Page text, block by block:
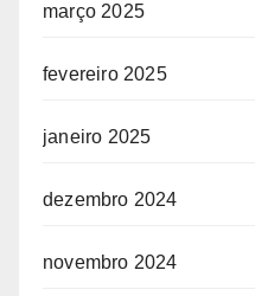
março 2025
fevereiro 2025
janeiro 2025
dezembro 2024
novembro 2024